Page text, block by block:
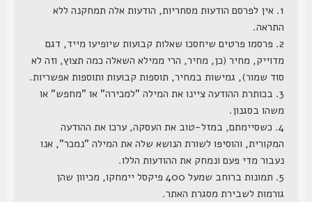
1. אין לפרסם הודעות מסחריות, הודעות אלה תמחקנה ללא
התראה.
2. פרסמו פרטים שיחסכו שאלות קבועות שיופיעו מייד, דגם
מדוייק, מחיר (כן, מחיר, הרי ממילא השאלה כמה תצוץ, וזה לא
סוד שמור), גמישות במחיר, תוספות קבועות ותוספות אפשריות.
3. בכותרת ההודעה ציינו את המילה "למכירה" או "מחפש" או
משהו בסגנון.
4. כשסיימתם, במזל-טוב את העסקה, ערכו את ההודעה
המקורית, והוסיפו לשורת הנושא שלה את המילה "נמכר", אנו
נעבור מדי פעם ונמחק את ההודעות הללו.
5. תמונות ברוחב שמעל 400 פיקסל יימחקו, מכיוון שהן
גורמות לשבירת מסגרת האתר.